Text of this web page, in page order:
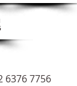
6376 7756